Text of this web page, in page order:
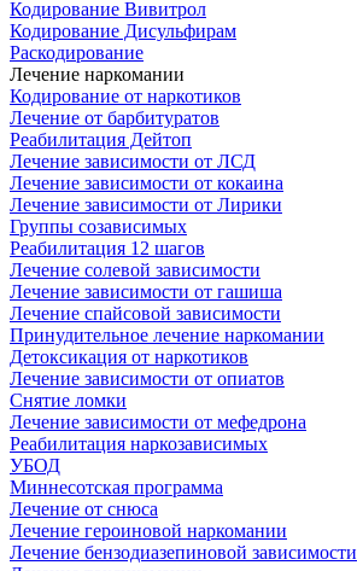
Кодирование Вивитрол
Кодирование Дисульфирам
Раскодирование
Лечение наркомании
Кодирование от наркотиков
Лечение от барбитуратов
Реабилитация Дейтоп
Лечение зависимости от ЛСД
Лечение зависимости от кокаина
Лечение зависимости от Лирики
Группы созависимых
Реабилитация 12 шагов
Лечение солевой зависимости
Лечение зависимости от гашиша
Лечение спайсовой зависимости
Принудительное лечение наркомании
Детоксикация от наркотиков
Лечение зависимости от опиатов
Снятие ломки
Лечение зависимости от мефедрона
Реабилитация наркозависимых
УБОД
Миннесотская программа
Лечение от снюса
Лечение героиновой наркомании
Лечение бензодиазепиновой зависимости